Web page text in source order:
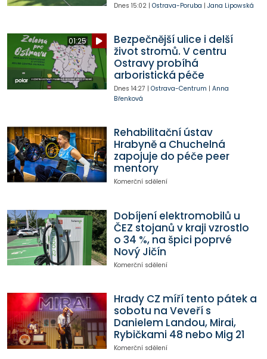
Dnes 15:02| Ostrava-Poruba | Jana Lipowská
01:25
Bezpečnější ulice i delší
život stromů. V centru
Ostravy probíhá
arboristická péče
Dnes 14:27 | Ostrava-Centrum | Anna
Břenková
Rehabilitační ústav
Hrabyně a Chuchelná
zapojuje do péče peer
mentory
Komerční sdělení
Dobíjení elektromobilů u
ČEZ stojanů v kraji vzrostlo
o 34 %, na špici poprvé
Nový Jičín
Komerční sdělení
Hrady CZ míří tento pátek a
sobotu na Veveří s
Danielem Landou, Mirai,
Rybičkami 48 nebo Mig 21
Komerční sdělení